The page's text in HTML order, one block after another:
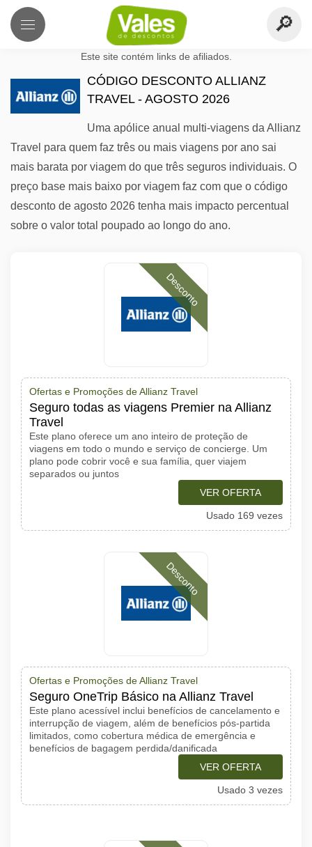
Este site contém links de afiliados.
CÓDIGO DESCONTO ALLIANZ
TRAVEL - AGOSTO 2026
Uma apólice anual multi-viagens da Allianz
Travel para quem faz três ou mais viagens por ano sai
mais barata por viagem do que três seguros individuais. O
preço base mais baixo por viagem faz com que o código
desconto de agosto 2026 tenha mais impacto percentual
sobre o valor total poupado ao longo do ano.
Desconto
Ofertas e Promoções de Allianz Travel
Seguro todas as viagens Premier na Allianz
Travel
Este plano oferece um ano inteiro de proteção de
viagens em todo o mundo e serviço de concierge. Um
plano pode cobrir você e sua família, quer viajem
separados ou juntos
VER OFERTA
Usado 169 vezes
Desconto
Ofertas e Promoções de Allianz Travel
Seguro OneTrip Básico na Allianz Travel
Este plano acessível inclui benefícios de cancelamento e
interrupção de viagem, além de benefícios pós-partida
limitados, como cobertura médica de emergência e
benefícios de bagagem perdida/danificada
VER OFERTA
Usado 3 vezes